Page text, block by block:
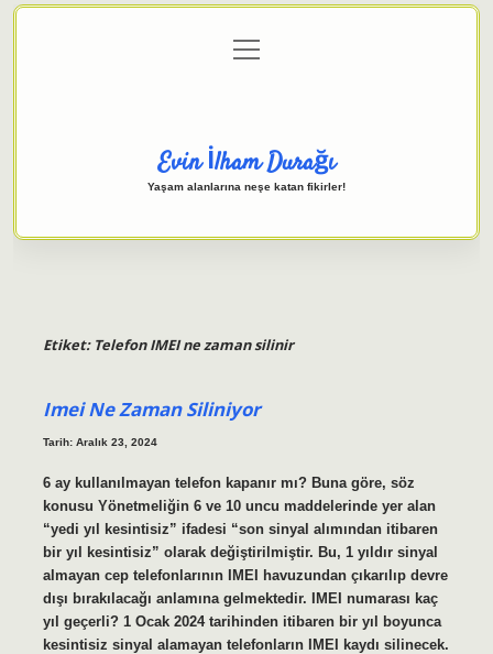
Gizlilik Politikası
menüyü
aç
Evin İlham Durağı
Yaşam alanlarına neşe katan fikirler!
Etiket: Telefon IMEI ne zaman silinir
Imei Ne Zaman Siliniyor
Tarih: Aralık 23, 2024
6 ay kullanılmayan telefon kapanır mı? Buna göre, söz
konusu Yönetmeliğin 6 ve 10 uncu maddelerinde yer alan
“yedi yıl kesintisiz” ifadesi “son sinyal alımından itibaren
bir yıl kesintisiz” olarak değiştirilmiştir. Bu, 1 yıldır sinyal
almayan cep telefonlarının IMEI havuzundan çıkarılıp devre
dışı bırakılacağı anlamına gelmektedir. IMEI numarası kaç
yıl geçerli? 1 Ocak 2024 tarihinden itibaren bir yıl boyunca
kesintisiz sinyal alamayan telefonların IMEI kaydı silinecek.